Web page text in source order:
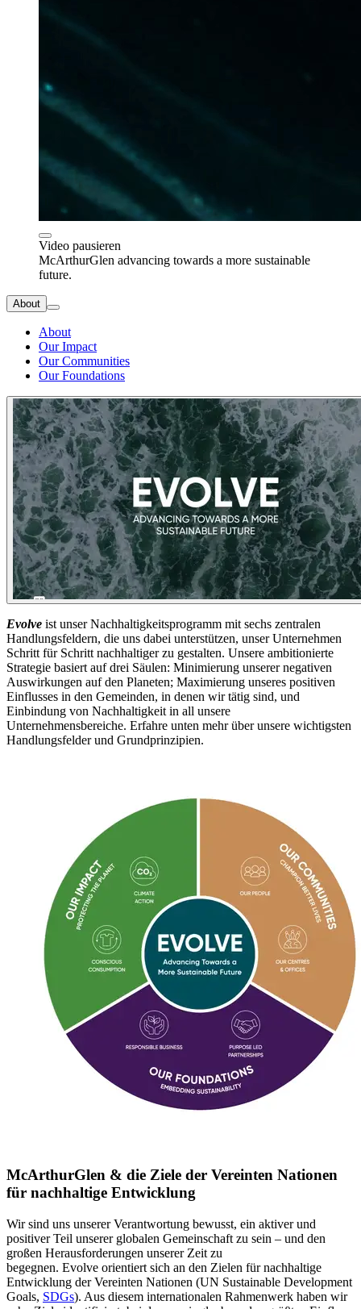
Video pausieren
McArthurGlen advancing towards a more sustainable
future.
About
About
Our Impact
Our Communities
Our Foundations
Evolve ist unserNachhaltigkeitsprogramm mit sechs zentralen
Handlungsfeldern, die uns dabei unterstützen, unser Unternehmen
Schritt für Schritt nachhaltiger zu gestalten. Unsere ambitionierte
Strategie basiert auf drei Säulen: Minimierung unserer negativen
Auswirkungen auf den Planeten; Maximierung unseres positiven
Einflusses in den Gemeinden, in denen wir tätig sind, und
Einbindung von Nachhaltigkeit in all unsere
Unternehmensbereiche. Erfahre unten mehr über unsere wichtigsten
Handlungsfelder und Grundprinzipien.
McArthurGlen & die Ziele der Vereinten Nationen
für nachhaltige Entwicklung
Wir sind uns unserer Verantwortung bewusst, ein aktiver und
positiver Teil unserer globalen Gemeinschaft zu sein – und den
großen Herausforderungen unserer Zeit zu
begegnen. Evolve orientiert sich an den Zielen für nachhaltige
Entwicklung der Vereinten Nationen (UN Sustainable Development
Goals, SDGs). Aus diesem internationalen Rahmenwerk haben wir